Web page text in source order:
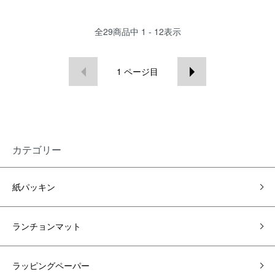
全29商品中 1 - 12表示
1 ページ目
カテゴリー
紙パッキン
ランチョンマット
ラッピングペーパー